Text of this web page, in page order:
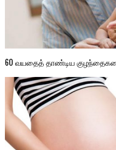
60 வயதைத் தாண்டிய குழந்தைகளை